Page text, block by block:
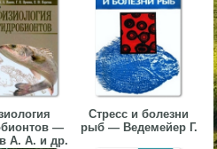
—
А. А. и др.
Стресс и болезни
рыб — Ведемейер Г.